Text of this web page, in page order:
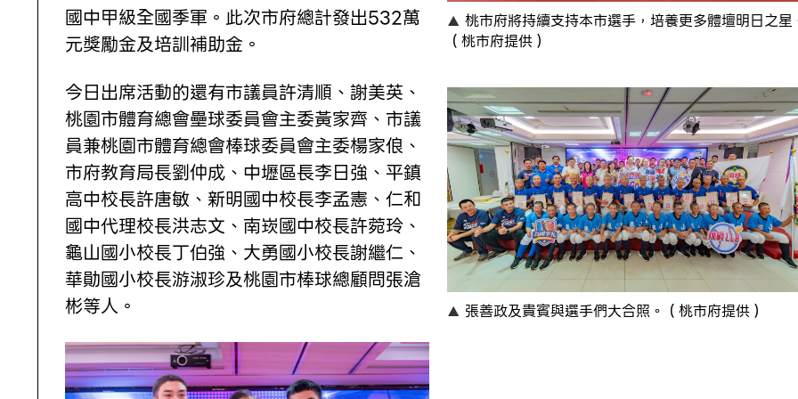
國中甲級全國季軍。此次市府總計發出532萬
元獎勵金及培訓補助金。
今日出席活動的還有市議員許清順、謝美英、
桃園市體育總會壘球委員會主委黃家齊、市議
員兼桃園市體育總會棒球委員會主委楊家俍、
市府教育局長劉仲成、中壢區長李日強、平鎮
高中校長許唐敏、新明國中校長李孟憲、仁和
國中代理校長洪志文、南崁國中校長許菀玲、
龜山國小校長丁伯強、大勇國小校長謝繼仁、
華勛國小校長游淑珍及桃園市棒球總顧問張滄
彬等人。
桃市府將持續支持本市選手，培養更多體壇明日之星
（桃市府提供）
張善政及貴賓與選手們大合照。（桃市府提供）